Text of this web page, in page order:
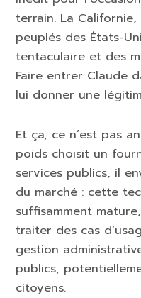
terrain. La Californie,
peuplés des États-
tentaculaire et des
Faire entrer Claude
lui donner une
Et ça, ce n’est pas
poids choisit un
services publics, il
du marché : cette
suffisamment
traiter des cas
gestion
publics,
citoyens.